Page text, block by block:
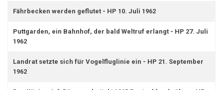
Fährbecken werden geflutet - HP 10. Juli 1962
Puttgarden, ein Bahnhof, der bald Weltruf erlangt - HP 27. Juli
1962
Landrat setzte sich für Vogelfluglinie ein - HP 21. September
1962